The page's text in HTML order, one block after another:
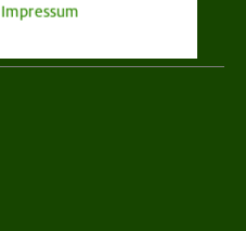
Impressum